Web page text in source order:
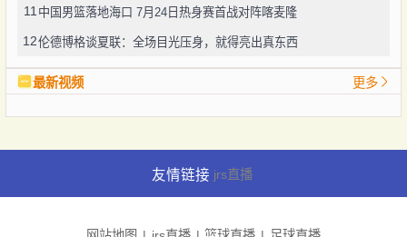
11 中国男篮落地海口 7月24日热身赛首战对阵喀麦隆
12伦德博格谈夏联：全场目光压身，就得亮出真东西
最新视频 更多
友情链接 jrs直播